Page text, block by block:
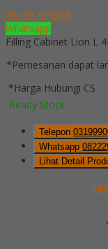
QUICK ORDER
Whatsapp
Filling Cabinet Lion L
*Pemesanan dapat
*Harga Hubungi CS
Ready Stock
Telepon
Whatsapp
Lihat Detail